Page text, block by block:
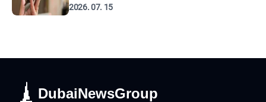
2026. 07. 15
DubaiNewsGroup